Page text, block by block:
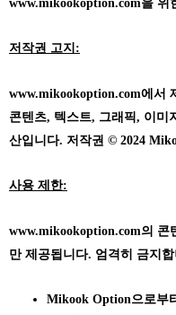
www.mikookoption.com을 위
저작권 고지:
www.mikookoption.com에서
콘텐츠, 텍스트, 그래픽, 이미
산입니다. 저작권 © 2024
사용 제한:
www.mikookoption.com의 콘
만 제공됩니다. 엄격히 금지
Mikook Option으로부